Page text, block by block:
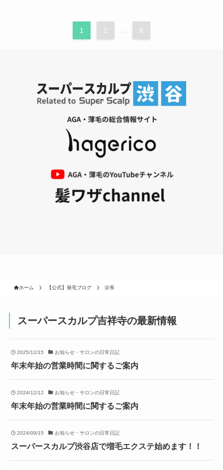
1 2 ... 8
ホーム 【公式】発毛ブログ 栄養
スーパースカルプ吉祥寺の最新情報
2025/12/15 お知らせ・サロンの日常日記
年末年始の営業時間に関するご案内
2024/12/12 お知らせ・サロンの日常日記
年末年始の営業時間に関するご案内
2024/09/15 お知らせ・サロンの日常日記
スーパースカルプ渋谷店で増毛エクステ始めます！！